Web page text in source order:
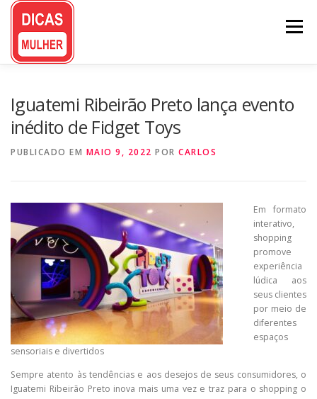
Pular
conteúdo
Menu
Iguatemi Ribeirão Preto lança evento
inédito de Fidget Toys
PUBLICADO EM MAIO 9, 2022 POR CARLOS
Em formato
interativo,
shopping
promove
experiência
lúdica aos
seus clientes
por meio de
diferentes
espaços
sensoriais e divertidos
Sempre atento às tendências e aos desejos de seus consumidores, o
Iguatemi Ribeirão Preto inova mais uma vez e traz para o shopping o